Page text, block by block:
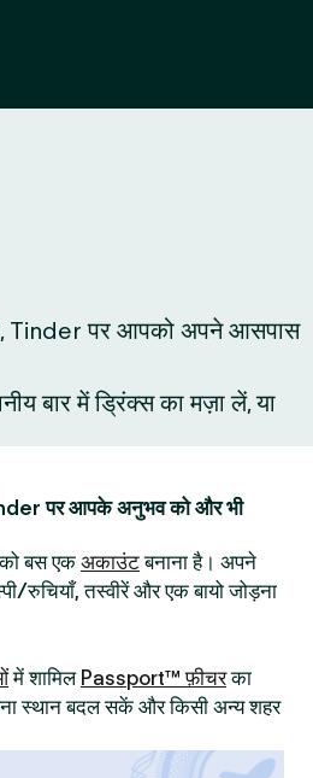
Tinder पर आपको अपने आसपास
बार में ड्रिंक्स का मज़ा लें, या
पर आपके अनुभव को और भी
बस एकअकाउंटबनाना है। अपने
रुचियाँ, तस्वीरें और एक बायो जोड़ना
में शामिल Passport™ फ़ीचरका
स्थान बदल सकें और किसी अन्य शहर